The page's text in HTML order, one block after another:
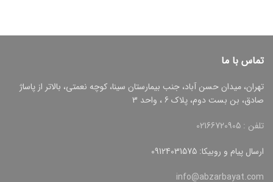
تماس با ما
تهران، میدان حسن آباد، جنب بیمارستان سینا، کوچه نعمتی، بالاتر از پاساژ
صادق، بن بست دوم، پلاک 6 ، واحد 3
تلفن : 02166720905
ارسال پیام و روبیکا: 09124031575
info@abzarbayat.com